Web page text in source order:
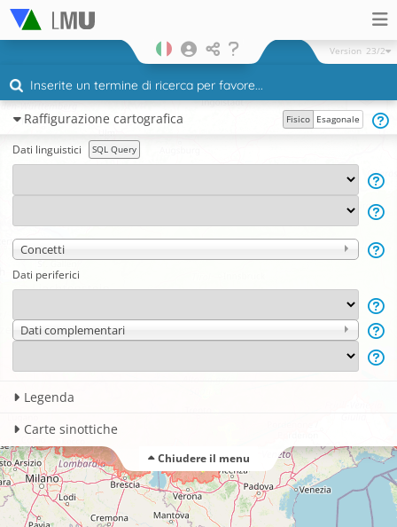
Version 23/2
Raffigurazione cartografica Fisico Esagonale
Dati linguistici SQL Query
Concetti
Dati periferici
Dati complementari
Legenda
Carte sinottiche
Chiudere il menu